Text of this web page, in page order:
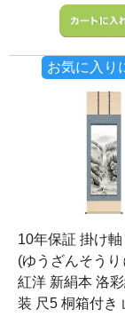
お気に入り
10年保証 掛け
(ゆうざんそうり
紅洋 新絹本 洛
装 尺5 桐箱付き